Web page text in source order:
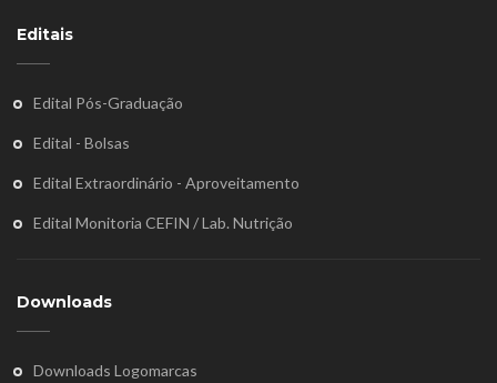
Editais
Edital Pós-Graduação
Edital - Bolsas
Edital Extraordinário - Aproveitamento
Edital Monitoria CEFIN / Lab. Nutrição
Downloads
Downloads Logomarcas